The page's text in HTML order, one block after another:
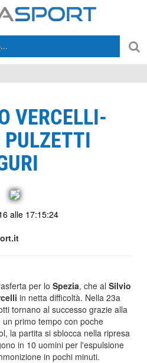
VERCELLI-
alle 17:15:24
per lo Spezia, che al Silvio
in netta difficoltà. Nella 23a
tornano al successo grazie alla
un primo tempo con poche
la partita si sblocca nella ripresa
in 10 uomini per l'espulsione
in pochi minuti.